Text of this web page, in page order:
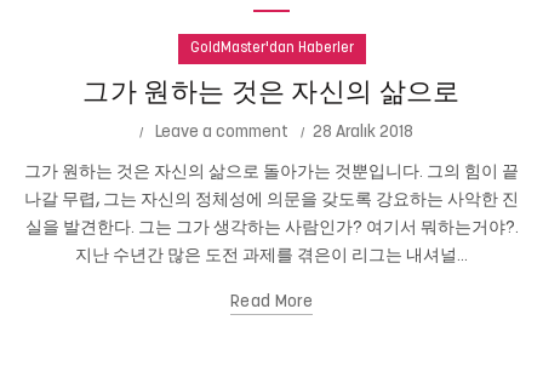
GoldMaster'dan Haberler
그가 원하는 것은 자신의 삶으로
Leave a comment 28 Aralık 2018
그가 원하는 것은 자신의 삶으로 돌아가는 것뿐입니다. 그의 힘이 끝
나갈 무렵, 그는 자신의 정체성에 의문을 갖도록 강요하는 사악한 진
실을 발견한다. 그는 그가 생각하는 사람인가? 여기서 뭐하는거야?.
지난 수년간 많은 도전 과제를 겪은이 리그는 내셔널...
Read More